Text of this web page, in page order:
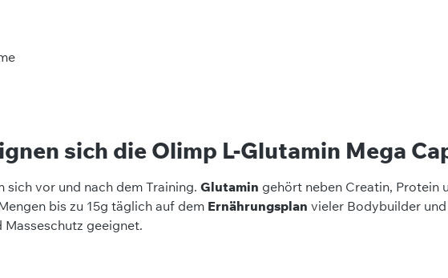
sich die Olimp L-Glutamin Mega
sich vor und nach dem Training. Glutamin gehört neben Creatin, Protein
bis zu 15g täglich auf dem Ernährungsplan vieler Bodybuilder
Masseschutz geeignet.